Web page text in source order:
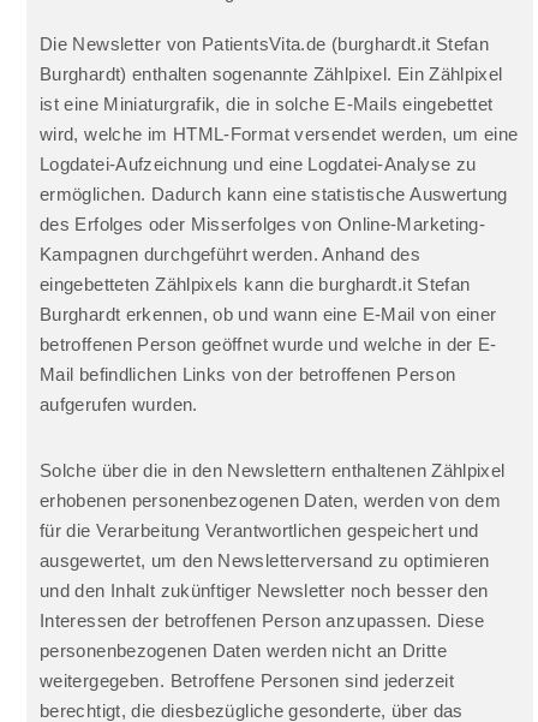
Die Newsletter von PatientsVita.de (burghardt.it Stefan
Burghardt) enthalten sogenannte Zählpixel. Ein Zählpixel
ist eine Miniaturgrafik, die in solche E-Mails eingebettet
wird, welche im HTML-Format versendet werden, um eine
Logdatei-Aufzeichnung und eine Logdatei-Analyse zu
ermöglichen. Dadurch kann eine statistische Auswertung
des Erfolges oder Misserfolges von Online-Marketing-
Kampagnen durchgeführt werden. Anhand des
eingebetteten Zählpixels kann die burghardt.it Stefan
Burghardt erkennen, ob und wann eine E-Mail von einer
betroffenen Person geöffnet wurde und welche in der E-
Mail befindlichen Links von der betroffenen Person
aufgerufen wurden.
Solche über die in den Newslettern enthaltenen Zählpixel
erhobenen personenbezogenen Daten, werden von dem
für die Verarbeitung Verantwortlichen gespeichert und
ausgewertet, um den Newsletterversand zu optimieren
und den Inhalt zukünftiger Newsletter noch besser den
Interessen der betroffenen Person anzupassen. Diese
personenbezogenen Daten werden nicht an Dritte
weitergegeben. Betroffene Personen sind jederzeit
berechtigt, die diesbezügliche gesonderte, über das